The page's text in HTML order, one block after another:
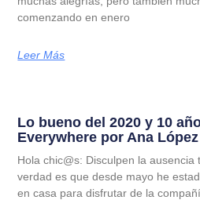
comenzando en enero
Leer Más
Lo bueno del 2020 y 10
Everywhere por Ana López
Hola chic@s: Disculpen la
verdad es que desde mayo he
en casa para disfrutar de la